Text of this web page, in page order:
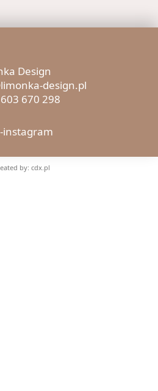
Design
design.pl
670 298
instagram
by: cdx.pl